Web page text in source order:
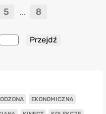
5 ... 8
EKONOMICZNA